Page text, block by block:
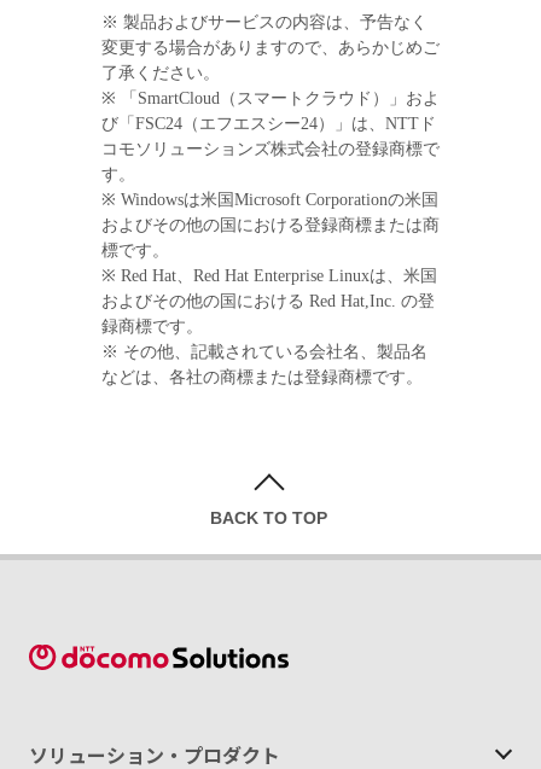
※ 製品およびサービスの内容は、予告なく
変更する場合がありますので、あらかじめご
了承ください。
※ 「SmartCloud（スマートクラウド）」およ
び「FSC24（エフエスシー24）」は、NTTド
コモソリューションズ株式会社の登録商標で
す。
※ Windowsは米国Microsoft Corporationの米国
およびその他の国における登録商標または商
標です。
※ Red Hat、Red Hat Enterprise Linuxは、米国
およびその他の国における Red Hat,Inc. の登
録商標です。
※ その他、記載されている会社名、製品名
などは、各社の商標または登録商標です。
BACK TO TOP
ソリューション・ プロダクト